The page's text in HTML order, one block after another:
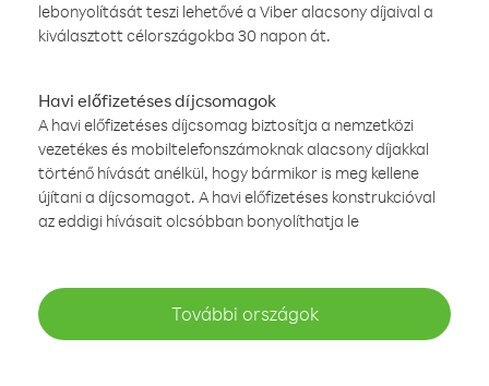
lebonyolítását teszi lehetővé a Viber alacsony díjaival a
kiválasztott célországokba 30 napon át.
Havi előfizetéses díjcsomagok
A havi előfizetéses díjcsomag biztosítja a nemzetközi
vezetékes és mobiltelefonszámoknak alacsony díjakkal
történő hívását anélkül, hogy bármikor is meg kellene
újítani a díjcsomagot. A havi előfizetéses konstrukcióval
az eddigi hívásait olcsóbban bonyolíthatja le
További országok